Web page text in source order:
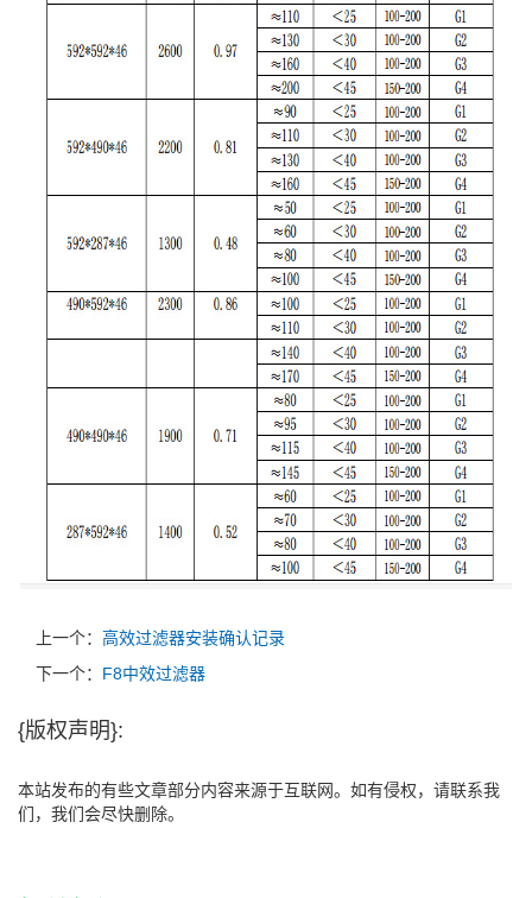
上一个： 高效过滤器安装确认记录
下一个： F8中效过滤器
{版权声明}:
本站发布的有些文章部分内容来源于互联网。如有侵权，请联系我
们，我们会尽快删除。